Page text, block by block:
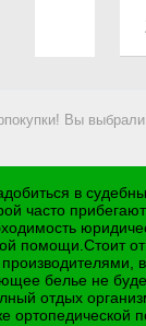
Вы
в
часто
помощи.Стоит
белье не
отдых